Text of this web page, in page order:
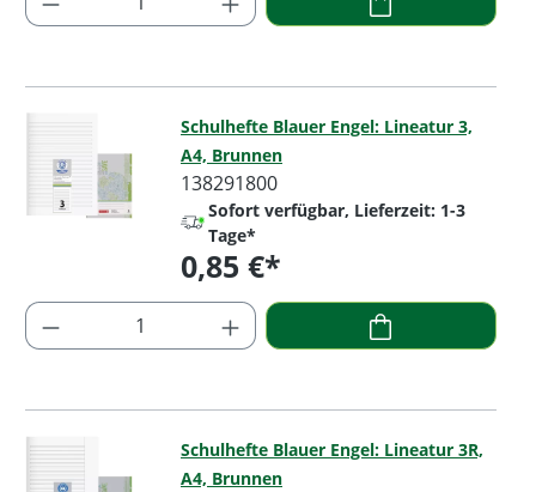
Produkt Anzahl: Gib den gewünschten
Schulhefte Blauer Engel: Lineatur 3,
A4, Brunnen
138291800
Sofort verfügbar, Lieferzeit: 1-3
Tage*
Regulärer Preis:
0,85 €*
Produkt Anzahl: Gib den gewünschten
Schulhefte Blauer Engel: Lineatur 3R,
A4, Brunnen